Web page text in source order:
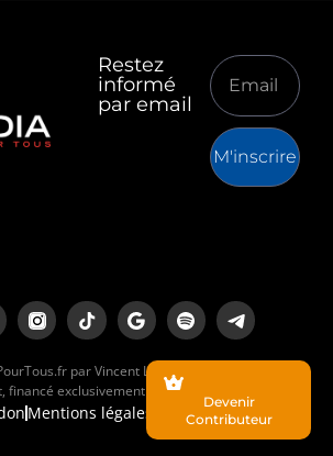
Restez
informé
par email
M'inscrire
par Vincent Lapierre est un média
financé exclusivement par ses lecteurs.
Mentions légales
Devenir
Contributeur